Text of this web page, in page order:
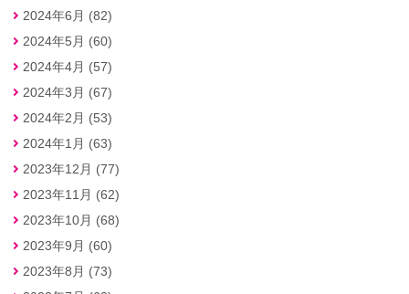
2024年6月 (82)
2024年5月 (60)
2024年4月 (57)
2024年3月 (67)
2024年2月 (53)
2024年1月 (63)
2023年12月 (77)
2023年11月 (62)
2023年10月 (68)
2023年9月 (60)
2023年8月 (73)